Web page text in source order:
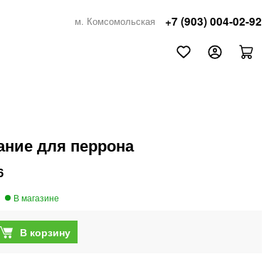
м. Комсомольская +7 (903) 004-02-92
для перрона